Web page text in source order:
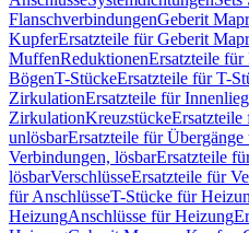
FlanschverbindungenGeberit
KupferErsatzteile für Geberit
MuffenReduktionenErsatzteile für
BögenT-StückeErsatzteile für T-
ZirkulationErsatzteile für
ZirkulationKreuzstückeErsatzteile
unlösbarErsatzteile für Übergänge
Verbindungen, lösbarErsatzteile
lösbarVerschlüsseErsatzteile für
für AnschlüsseT-Stücke für
HeizungAnschlüsse für Heizung